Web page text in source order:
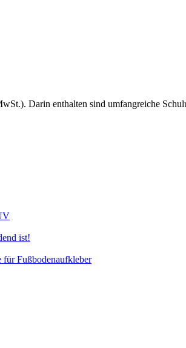
Darin enthalten sind umfangreiche
ist!
für Fußbodenaufkleber